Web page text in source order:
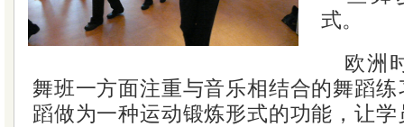
式。
欧洲
舞班一方面注重与音乐相结合的舞蹈
蹈做为一种运动锻炼形式的功能，让